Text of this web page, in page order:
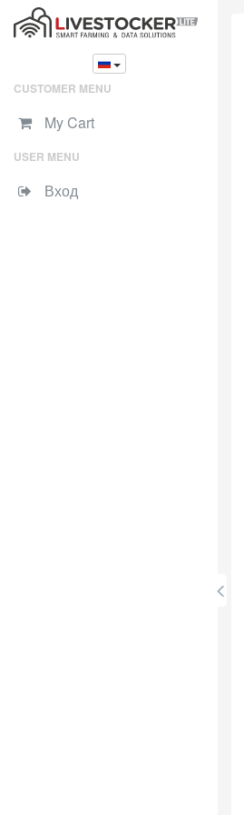
Skip
CUSTOMER MENU
My Cart
USER MENU
Вход